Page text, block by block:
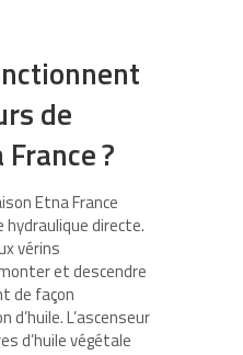
de
?
Etna France
directe.
vérins
et descendre
de façon
d’huile. L’ascenseur
d’huile végétale